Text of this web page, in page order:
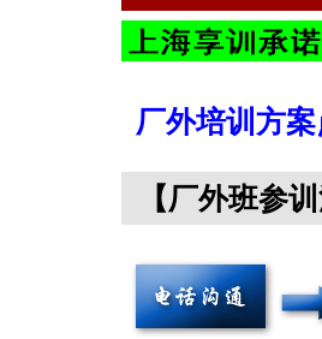
厂外培训方
【厂外班参